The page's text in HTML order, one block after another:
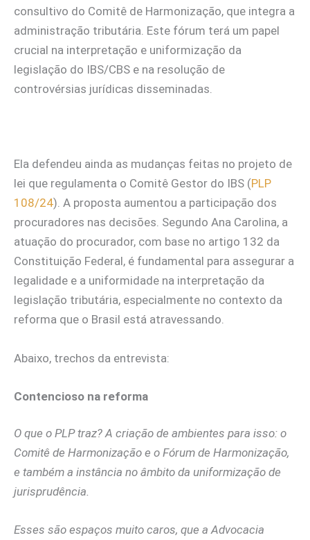
consultivo do Comitê de Harmonização, que integra a
administração tributária. Este fórum terá um papel
crucial na interpretação e uniformização da
legislação do IBS/CBS e na resolução de
controvérsias jurídicas disseminadas.
Ela defendeu ainda as mudanças feitas no projeto de
lei que regulamenta o Comitê Gestor do IBS (PLP
108/24). A proposta aumentou a participação dos
procuradores nas decisões. Segundo Ana Carolina, a
atuação do procurador, com base no artigo 132 da
Constituição Federal, é fundamental para assegurar a
legalidade e a uniformidade na interpretação da
legislação tributária, especialmente no contexto da
reforma que o Brasil está atravessando.
Abaixo, trechos da entrevista:
Contencioso na reforma
O que o PLP traz? A criação de ambientes para isso: o
Comitê de Harmonização e o Fórum de Harmonização,
e também a instância no âmbito da uniformização de
jurisprudência.
Esses são espaços muito caros, que a Advocacia